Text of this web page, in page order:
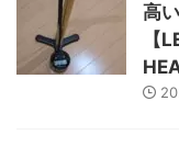
高
【